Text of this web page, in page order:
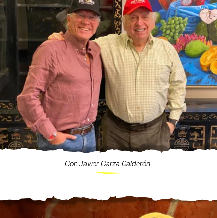
Con Javier Garza Calderón.